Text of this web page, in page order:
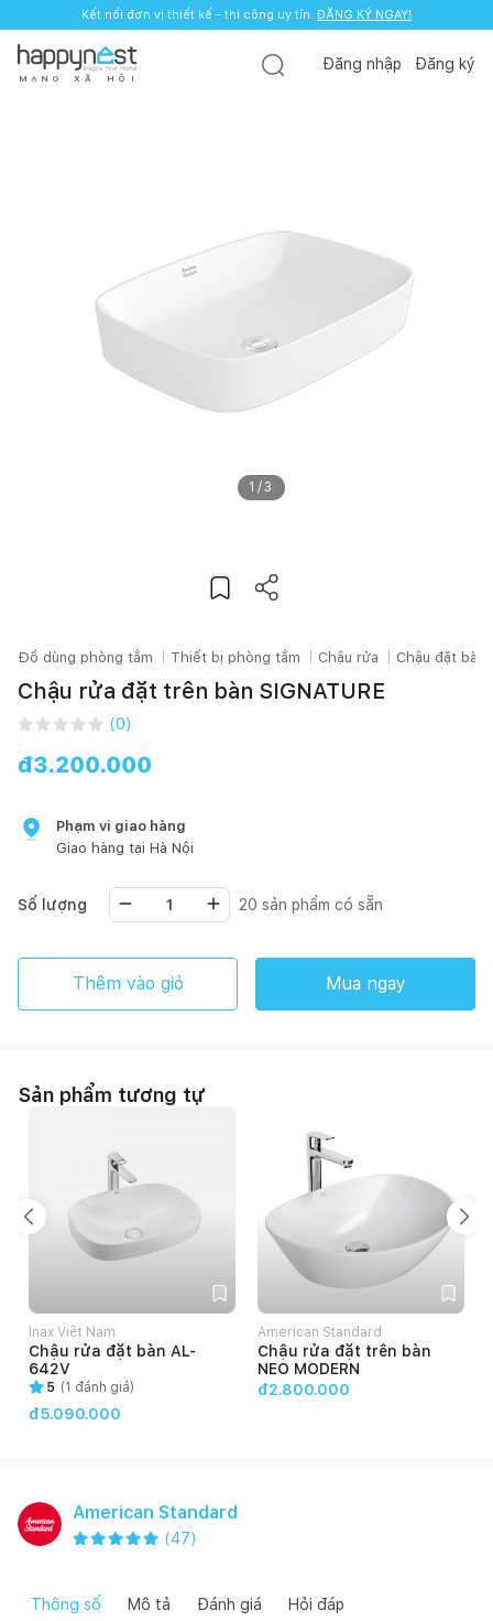
Kết nối đơn vị thiết kế - thi công uy tín. ĐĂNG KÝ NGAY!
M Ạ N G X Ã H Ộ I
Đăng nhập Đăng ký
1 /3
Đồ dùng phòng tắm Thiết bị phòng tắm Chậu rửa Chậu đặt bàn
Chậu rửa đặt trên bàn SIGNATURE
(0)
đ3.200.000
Phạm vi giao hàng
Giao hàng tại Hà Nội
Số lượng 20 sản phẩm có sẵn
Thêm vào giỏ Mua ngay
Sản phẩm tương tự
Inax Việt Nam
Chậu rửa đặt bàn AL-
642V
5 (1 đánh giá)
đ5.090.000
American Standard
Chậu rửa đặt trên bàn
NEO MODERN
đ2.800.000
American Standard
(47)
Thông số Mô tả Đánh giá Hỏi đáp